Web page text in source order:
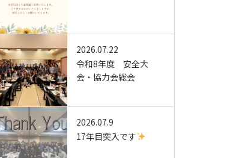
2026.07.22
令和8年度 安全大
会・協力会総会
2026.07.9
17年目突入です